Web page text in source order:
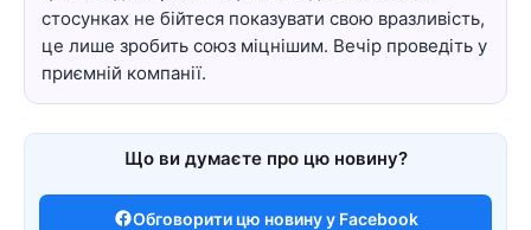
стосунках не бійтеся показувати свою вразливість,
це лише зробить союз міцнішим. Вечір проведіть у
приємній компанії.
Що ви думаєте про цю новину?
Обговорити цю новину у Facebook